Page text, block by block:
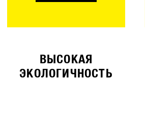
ВЫСОКАЯ
ЭКОЛОГИЧНОСТЬ